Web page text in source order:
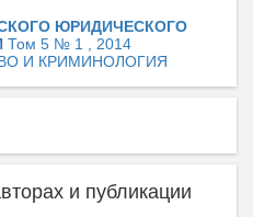
ЮРИДИЧЕСКОГО
Том 5 № 1 , 2014
И КРИМИНОЛОГИЯ
и публикации